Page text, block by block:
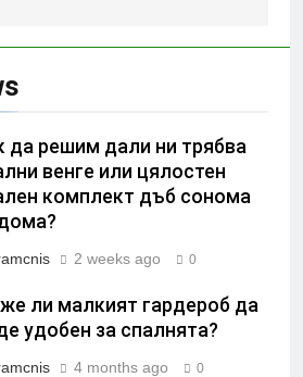
да решим дали ни трябва
венге или цялостен
комплект дъб сонома
2 weeks ago 0
ли малкият гардероб да
удобен за спалнята?
4 months ago 0